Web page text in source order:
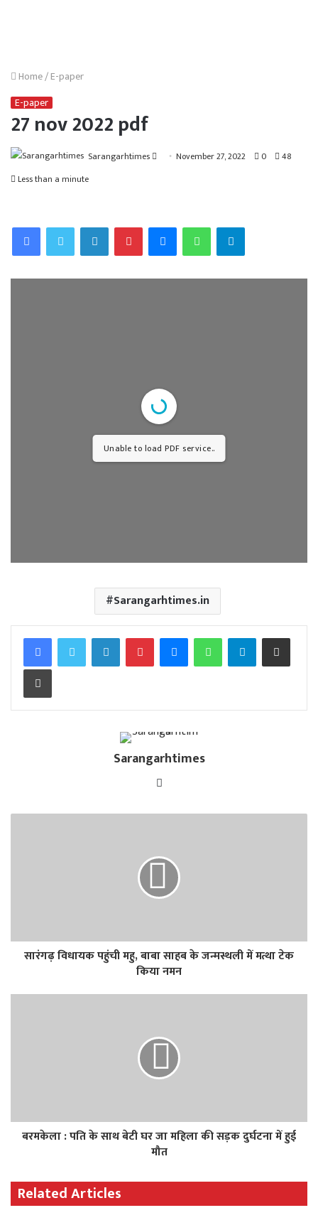
Home/E-paper
E-paper
27 nov 2022 pdf
Sarangarhtimes
Send November 27, 2022 0
48
Less than a minute
FacebookTwitterLinkedInPinterestMessengerWhatsAppTelegram
Unable to load PDF service..
Sarangarhtimes.in
FacebookTwitterLinkedInPinterestMessengerWhatsAppTelegramShare via Email
Print
Sarangarhtimes
Website
सारंगढ़ विधायक पहुंची महु, बाबा साहब के जन्मस्थली में मत्था टेक
किया नमन
बरमकेला : पति के साथ बेटी घर जा महिला की सड़क दुर्घटना में हुई
मौत
Related Articles